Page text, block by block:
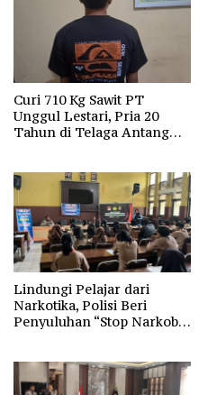
Curi 710 Kg Sawit PT
Unggul Lestari, Pria 20
Tahun di Telaga Antang
Lindungi Pelajar dari
Narkotika, Polisi Beri
Penyuluhan “Stop Narkoba”